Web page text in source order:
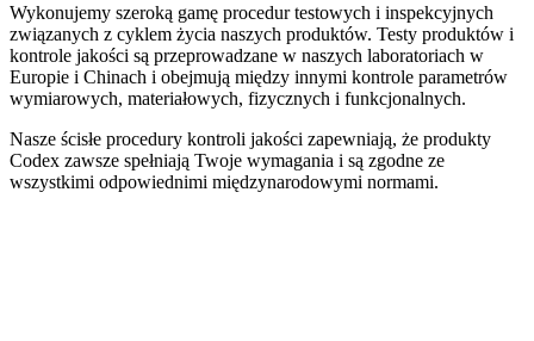
Wykonujemy szeroką gamę procedur testowych i inspekcyjnych
związanych z cyklem życia naszych produktów. Testy produktów i
kontrole jakości są przeprowadzane w naszych laboratoriach w
Europie i Chinach i obejmują między innymi kontrole parametrów
wymiarowych, materiałowych, fizycznych i funkcjonalnych.
Nasze ścisłe procedury kontroli jakości zapewniają, że produkty
Codex zawsze spełniają Twoje wymagania i są zgodne ze
wszystkimi odpowiednimi międzynarodowymi normami.